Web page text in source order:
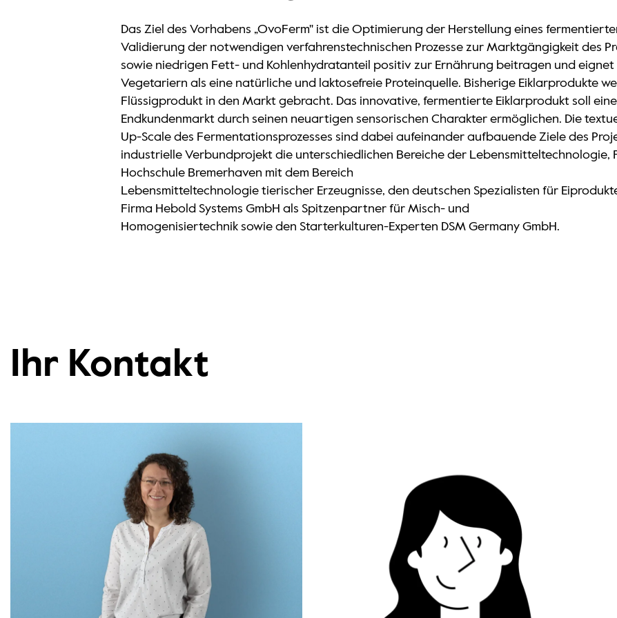
Das Ziel des Vorhabens „OvoFerm" ist die Optimierung der Herstellung eines
Validierung der notwendigen verfahrenstechnischen Prozesse zur Marktgängigkeit des
sowie niedrigen Fett- und Kohlenhydratanteil positiv zur Ernährung beitragen und
Vegetariern als eine natürliche und laktosefreie Proteinquelle. Bisherige Eiklarprodukte
Flüssigprodukt in den Markt gebracht. Das innovative, fermentierte Eiklarprodukt soll
Endkundenmarkt durch seinen neuartigen sensorischen Charakter ermöglichen. Die
Up-Scale des Fermentationsprozesses sind dabei aufeinander aufbauende Ziele des
industrielle Verbundprojekt die unterschiedlichen Bereiche der Lebensmitteltechnologie,
Hochschule Bremerhaven mit dem Bereich
Lebensmitteltechnologie tierischer Erzeugnisse, den deutschen Spezialisten für
Firma Hebold Systems GmbH als Spitzenpartner für Misch- und
Homogenisiertechnik sowie den Starterkulturen-Experten DSM Germany GmbH.
Ihr Kontakt